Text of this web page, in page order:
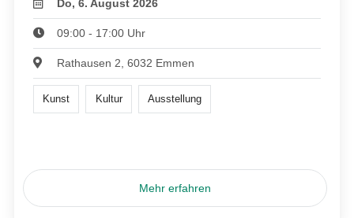
Do, 6. August 2026
09:00 - 17:00 Uhr
Rathausen 2, 6032 Emmen
Kunst Kultur Ausstellung
Mehr erfahren